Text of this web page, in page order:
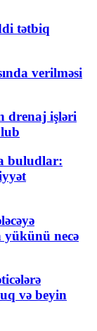
tətbiq
verilməsi
drenaj işləri
buludlar:
yükünü necə
və beyin